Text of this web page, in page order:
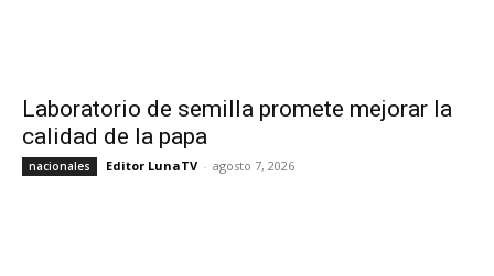
Laboratorio de semilla promete mejorar la
calidad de la papa
nacionales Editor LunaTV - agosto 7, 2026